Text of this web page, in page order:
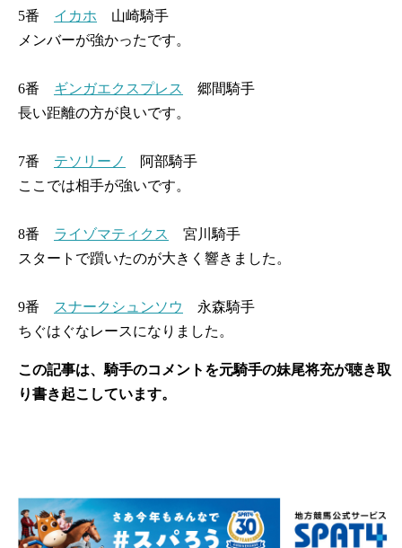
5番 イカホ 山崎騎手
メンバーが強かったです。
6番 ギンガエクスプレス
郷間騎手
長い距離の方が良いです。
7番 テソリーノ
阿部騎手
ここでは相手が強いです。
8番 ライゾマティクス
宮川騎手
スタートで躓いたのが大きく響きました。
9番 スナークシュンソウ
永森騎手
ちぐはぐなレースになりました。
この記事は、騎手のコメントを元騎手の妹尾将充が聴き取
り書き起こしています。